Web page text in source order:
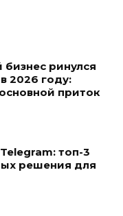
ринулся
2026 году:
приток
топ-3
решения для